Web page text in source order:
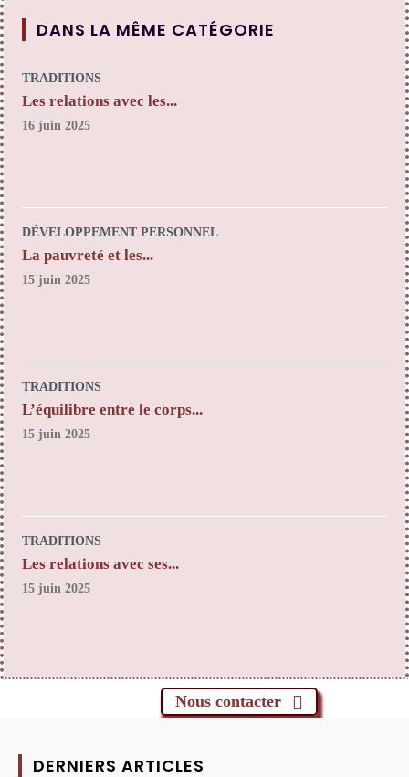
DANS LA MÊME CATÉGORIE
TRADITIONS
Les relations avec les...
16 juin 2025
DÉVELOPPEMENT PERSONNEL
La pauvreté et les...
15 juin 2025
TRADITIONS
L’équilibre entre le corps...
15 juin 2025
TRADITIONS
Les relations avec ses...
15 juin 2025
Nous contacter
DERNIERS ARTICLES